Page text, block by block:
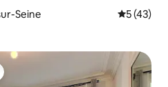
Seine
5 (43)